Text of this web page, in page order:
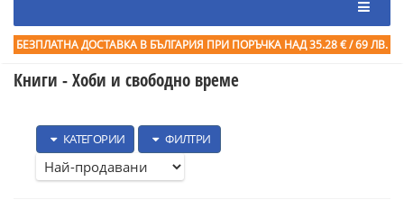
БЕЗПЛАТНА ДОСТАВКА В БЪЛГАРИЯ ПРИ ПОРЪЧКА НАД 35.28 € / 69 ЛВ.
Книги - Хоби и свободно време
КАТЕГОРИИ ФИЛТРИ